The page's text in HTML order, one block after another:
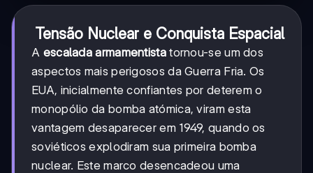
Tensão Nuclear e Conquista Espacial
A escalada armamentistatornou-se um dos
aspectos mais perigosos da Guerra Fria. Os
EUA, inicialmente confiantes por deterem o
monopólio da bomba atómica, viram esta
vantagem desaparecer em 1949, quando os
soviéticos explodiram sua primeira bomba
nuclear. Este marco desencadeou uma